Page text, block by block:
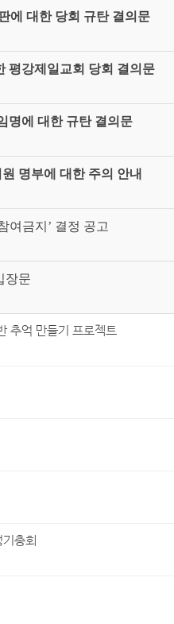
에 대한 당회 규탄 결의문
평강제일교회 당회 결의문
명에 대한 규탄 결의문
명부에 대한 주의 안내
여금지’ 결정 공고
장문
억 만들기 프로젝트
총회